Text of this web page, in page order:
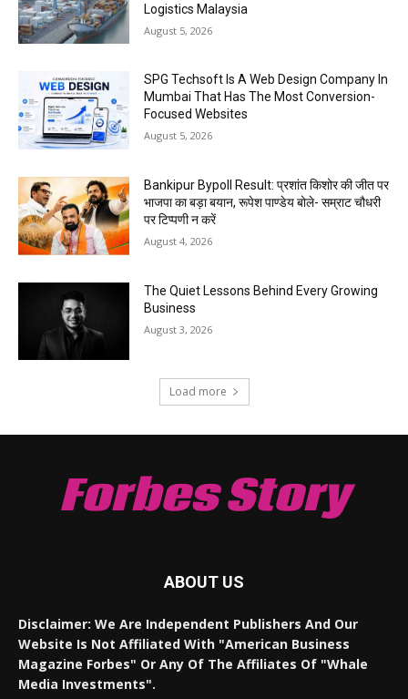
Logistics Malaysia
August 5, 2026
SPG Techsoft Is A Web Design Company In
Mumbai That Has The Most Conversion-
Focused Websites
August 5, 2026
Bankipur Bypoll Result: प्रशांत किशोर की जीत पर
भाजपा का बड़ा बयान, रूपेश पाण्डेय बोले- सम्राट चौधरी
पर टिप्पणी न करें
August 4, 2026
The Quiet Lessons Behind Every Growing
Business
August 3, 2026
Load more
Forbes Story
ABOUT US
Disclaimer: We Are Independent Publishers And Our
Website Is Not Affiliated With "American Business
Magazine Forbes" Or Any Of The Affiliates Of "Whale
Media Investments".